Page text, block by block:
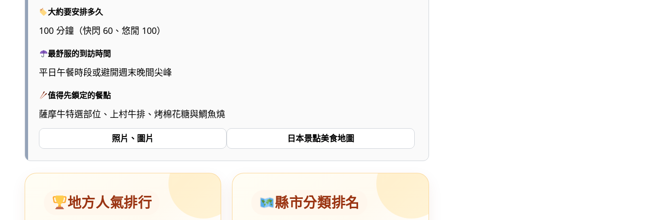
大約要安排多久
100 分鐘（快閃 60、悠閒 100）
最舒服的到訪時間
平日午餐時段或避開週末晚間尖峰
值得先鎖定的餐點
薩摩牛特選部位、上村牛排、烤棉花糖與鯛魚燒
照片、圖片 日本景點美食地圖
地方人氣排行 縣市分類排名